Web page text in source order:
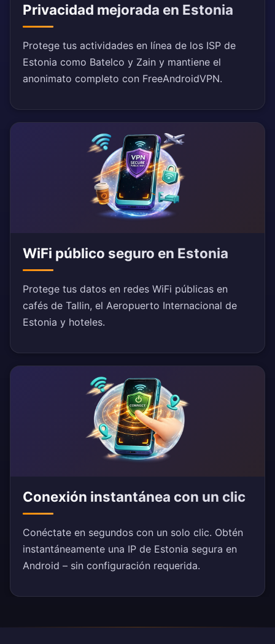
Privacidad mejorada en Estonia
Protege tus actividades en línea de los ISP de
Estonia como Batelco y Zain y mantiene el
anonimato completo con FreeAndroidVPN.
WiFi público seguro en Estonia
Protege tus datos en redes WiFi públicas en
cafés de Tallin, el Aeropuerto Internacional de
Estonia y hoteles.
Conexión instantánea con un clic
Conéctate en segundos con un solo clic. Obtén
instantáneamente una IP de Estonia segura en
Android – sin configuración requerida.